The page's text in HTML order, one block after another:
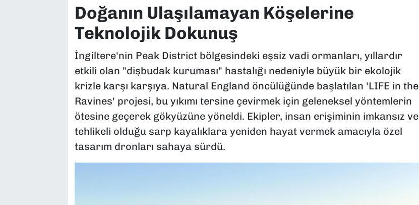
Doğanın Ulaşılamayan Köşelerine
Teknolojik Dokunuş
İngiltere'nin Peak District bölgesindeki eşsiz vadi ormanları, yıllardır
etkili olan "dişbudak kuruması" hastalığı nedeniyle büyük bir ekolojik
krizle karşı karşıya. Natural England öncülüğünde başlatılan 'LIFE in the
Ravines' projesi, bu yıkımı tersine çevirmek için geleneksel yöntemlerin
ötesine geçerek gökyüzüne yöneldi. Ekipler, insan erişiminin imkansız ve
tehlikeli olduğu sarp kayalıklara yeniden hayat vermek amacıyla özel
tasarım dronları sahaya sürdü.